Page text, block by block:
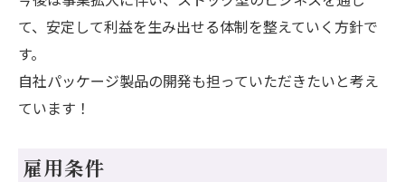
て、安定して利益を生み出せる体制を整えていく方針で
す。
自社パッケージ製品の開発も担っていただきたいと考え
ています！
雇用条件